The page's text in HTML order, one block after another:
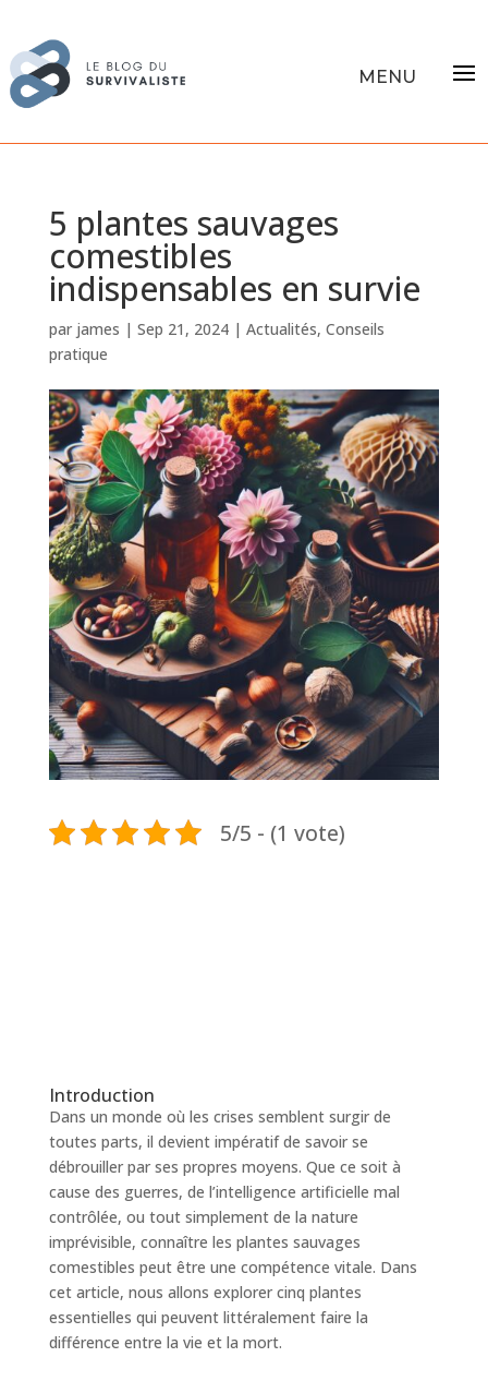
5 plantes sauvages
comestibles
indispensables en survie
par james | Sep 21, 2024| Actualités, Conseils
pratique
5/5 - (1 vote)
Introduction
Dans un monde où les crises semblent surgir de
toutes parts, il devient impératif de savoir se
débrouiller par ses propres moyens. Que ce soit à
cause des guerres, de l’intelligence artificielle mal
contrôlée, ou tout simplement de la nature
imprévisible, connaître les plantes sauvages
comestibles peut être une compétence vitale. Dans
cet article, nous allons explorer cinq plantes
essentielles qui peuvent littéralement faire la
différence entre la vie et la mort.